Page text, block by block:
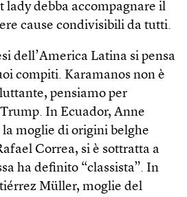
lady debba accompagnare il
cause condivisibili da tutti.
dell’America Latina si pensa
compiti. Karamanos non è
pensiamo per
In Ecuador, Anne
moglie di origini belghe
Correa, si è sottratta a
ha definito “classista”. In
Müller, moglie del